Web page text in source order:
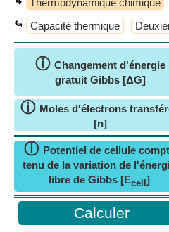
Thermodynamique chimique
⤿ Capacité thermique
ⓘ Changement d'énergie
gratuit Gibbs [ΔG]
ⓘ Moles d'électrons
[n]
ⓘ Potentiel de cellule
tenu de la variation de
libre de Gibbs [Ecell ]